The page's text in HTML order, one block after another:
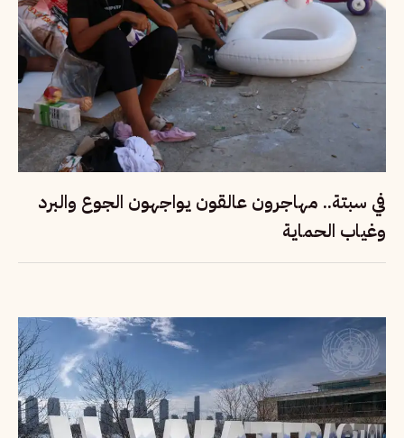
في سبتة.. مهاجرون عالقون يواجهون الجوع والبرد
وغياب الحماية